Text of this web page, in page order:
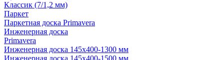
Классик (7/1,2 мм)
Паркет
Паркетная доска Primavera
Инженерная доска
Primavera
Инженерная доска 145x400-1300 мм
Инженерная доска 145x400-1500 мм